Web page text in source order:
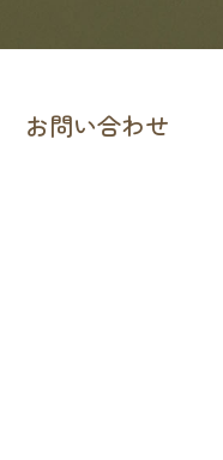
お問い合わせ